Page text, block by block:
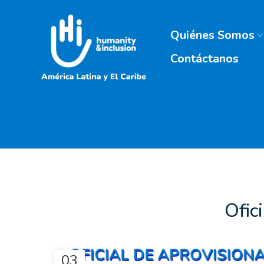
Quiénes Somos
Contáctanos